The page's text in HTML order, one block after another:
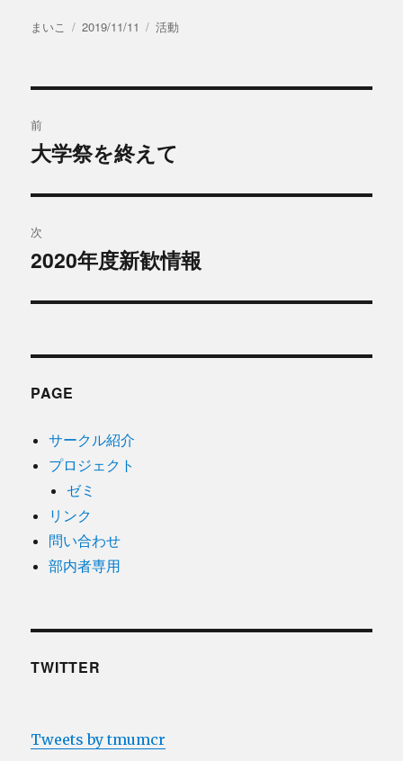
投
まいこ
投
2019/11/11
カ
リ
活動
稿
ビ
ゲ
ー
前
過
の
投
稿:
大学祭を終えて
次
次
投
2020年度新歓情報
PAGE
サークル紹介
プロジェクト
ゼミ
リンク
問い合わせ
部内者専用
TWITTER
Tweets by tmumcr